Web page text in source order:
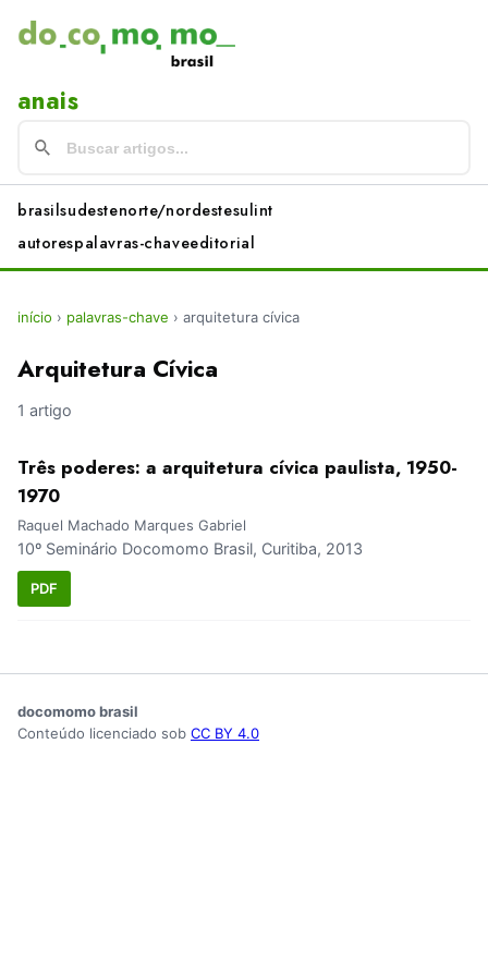
anais
brasilsudestenorte/nordestesulint
autorespalavras-chaveeditorial
início › palavras-chave › arquitetura cívica
Arquitetura Cívica
1 artigo
Três poderes: a arquitetura cívica paulista, 1950-
1970
Raquel Machado Marques Gabriel
10º Seminário Docomomo Brasil, Curitiba, 2013
PDF
docomomo brasil
Conteúdo licenciado sob CC BY 4.0